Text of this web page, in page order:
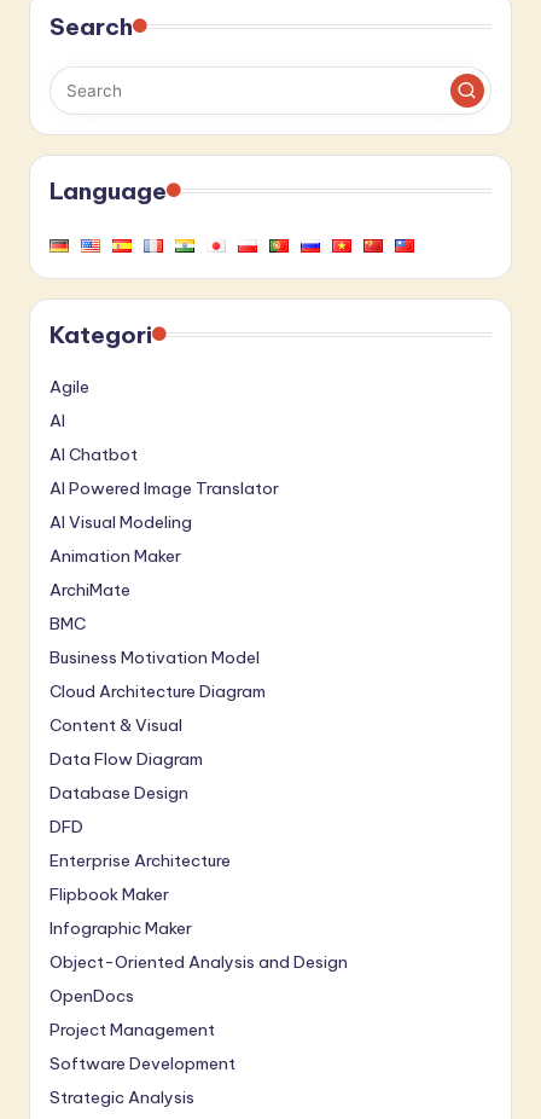
Search
Language
Kategori
Agile
AI
AI Chatbot
AI Powered Image Translator
AI Visual Modeling
Animation Maker
ArchiMate
BMC
Business Motivation Model
Cloud Architecture Diagram
Content & Visual
Data Flow Diagram
Database Design
DFD
Enterprise Architecture
Flipbook Maker
Infographic Maker
Object-Oriented Analysis and Design
OpenDocs
Project Management
Software Development
Strategic Analysis